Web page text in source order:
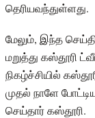
தெரியவந்துள்ளது.
மேலும், இந்த
மறுத்து கஸ்தூரி
நிகழ்ச்சியில்
முதல் நாளே
செய்தார் கஸ்தூரி.